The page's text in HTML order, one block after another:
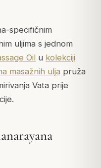
specifičnim
uljima s jednom
Oil u kolekciji
masažnih ulja pruža
Vata prije